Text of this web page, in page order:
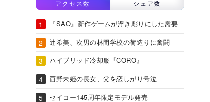
アクセス数 シェア数
『SAO』新作ゲームが浮き彫りにした需要
辻希美、次男の林間学校の荷造りに奮闘
ハイブリッド冷却服『CORO』
西野未姫の長女、父を恋しがり号泣
セイコー145周年限定モデル発売